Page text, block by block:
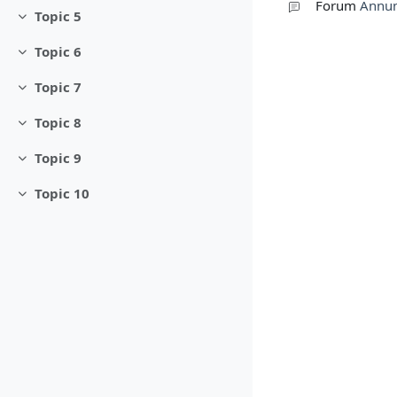
Minimizza
Topic 5
Minimizza
Topic 6
Minimizza
Topic 7
Minimizza
Topic 8
Minimizza
Topic 9
Minimizza
Topic 10
Forum